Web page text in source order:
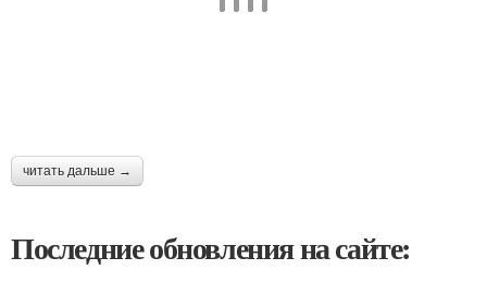
читать дальше →
Последние обновления на сайте: